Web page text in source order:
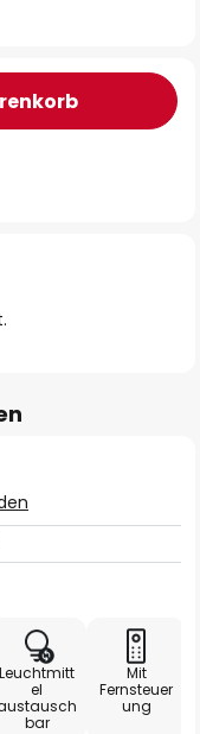
Leuchtmitt
el
bar
Mit
Fernsteuer
ung